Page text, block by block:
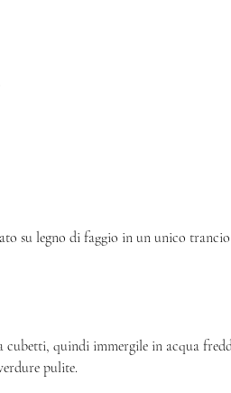
su legno di faggio in un unico trancio
cubetti, quindi immergile in acqua
pulite.